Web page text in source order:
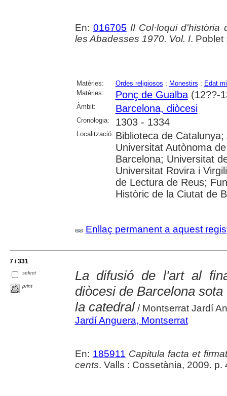
En: 016705 II Col·loqui
les Abadesses 1970. Vol. I. Poblet
Matèries: Ordes religiosos ; Monestirs ; Edat
Matèries:
Ponç de Gualba(12??-
Àmbit: Barcelona, diòcesi
Cronologia: 1303 - 1334
Localització: Biblioteca de
Universitat Autònoma
Barcelona; Universitat
Universitat Rovira i
de Lectura de Reus;
Històric de la Ciutat de
Enllaç permanent a aquest
7 / 331
select
print
La difusió de l'art al
diòcesi de Barcelona
la catedral/ Montserrat Jardí
Jardí Anguera, Montserrat
En: 185911 Capitula facta et
cents. Valls : Cossetània, 2009. p.